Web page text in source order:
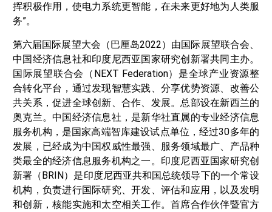
挥积极作用，使电力系统更智能，在未来更好地为人类服
务”。
第六届国际展望大会（巴厘岛2022）由国际展望联合会、
中国经济信息社和印度尼西亚国家研究创新署共同主办。
国际展望联合会（NEXT Federation）是全球产业资源整
合转化平台，通过发现智慧实践、分享优势资源、改善公
共关系，促进全球创新、合作、发展。总部设在新西兰的
奥克兰。中国经济信息社，是新华社直属的专业经济信息
服务机构，是国家高端智库建设试点单位，经过30多年的
发展，已经成为中国权威性最强、服务领域最广、产品种
类最全的经济信息服务机构之一。印度尼西亚国家研究创
新署（BRIN）是印度尼西亚共和国总统领导下的一个常设
机构，负责进行国际研究、开发、评估和应用，以及发明
和创新，核能实施和太空相关工作。首席合作伙伴暨官方